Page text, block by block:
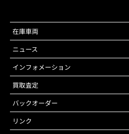
在庫車両
ニュース
インフォメーション
買取査定
バックオーダー
リンク